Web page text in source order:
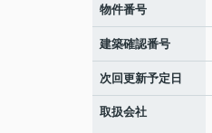
物件番号
建築確認番号
次回更新予定日
取扱会社